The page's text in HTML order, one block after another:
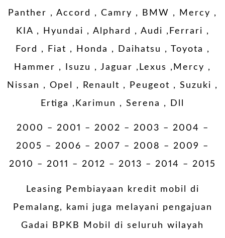
Panther , Accord , Camry , BMW , Mercy ,
KIA , Hyundai , Alphard , Audi ,Ferrari ,
Ford , Fiat , Honda , Daihatsu , Toyota ,
Hammer , Isuzu , Jaguar ,Lexus ,Mercy ,
Nissan , Opel , Renault , Peugeot , Suzuki ,
Ertiga ,Karimun , Serena , Dll
2000 – 2001 – 2002 – 2003 – 2004 –
2005 – 2006 – 2007 – 2008 – 2009 –
2010 – 2011 – 2012 – 2013 – 2014 – 2015
Leasing Pembiayaan kredit mobil di
Pemalang, kami juga melayani pengajuan
Gadai BPKB Mobil di seluruh wilayah